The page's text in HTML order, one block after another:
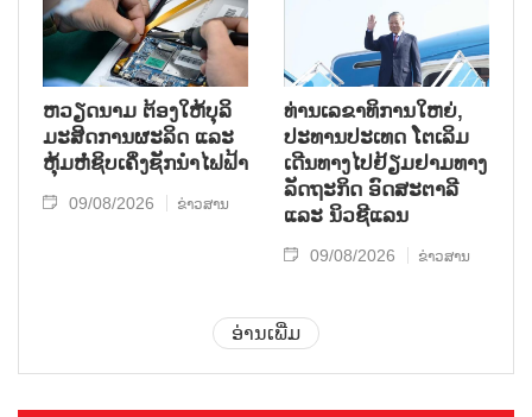
ຫວຽດນາມ ຕ້ອງໃຫ້ບຸລິ
ມະສິດການຜະລິດ ແລະ
ຫຸ້ມຫໍ່ຊິບເຄິ່ງຊັກນຳໄຟຟ້າ
09/08/2026 ຂ່າວສານ
ທ່ານເລຂາທິການໃຫຍ່,
ປະທານປະເທດ ໂຕເລິມ
ເດີນທາງໄປຢ້ຽມຢາມທາງ
ລັດຖະກິດ ອົດສະຕາລີ
ແລະ ນິວຊີແລນ
09/08/2026 ຂ່າວສານ
ອ່ານເພີ່ມ